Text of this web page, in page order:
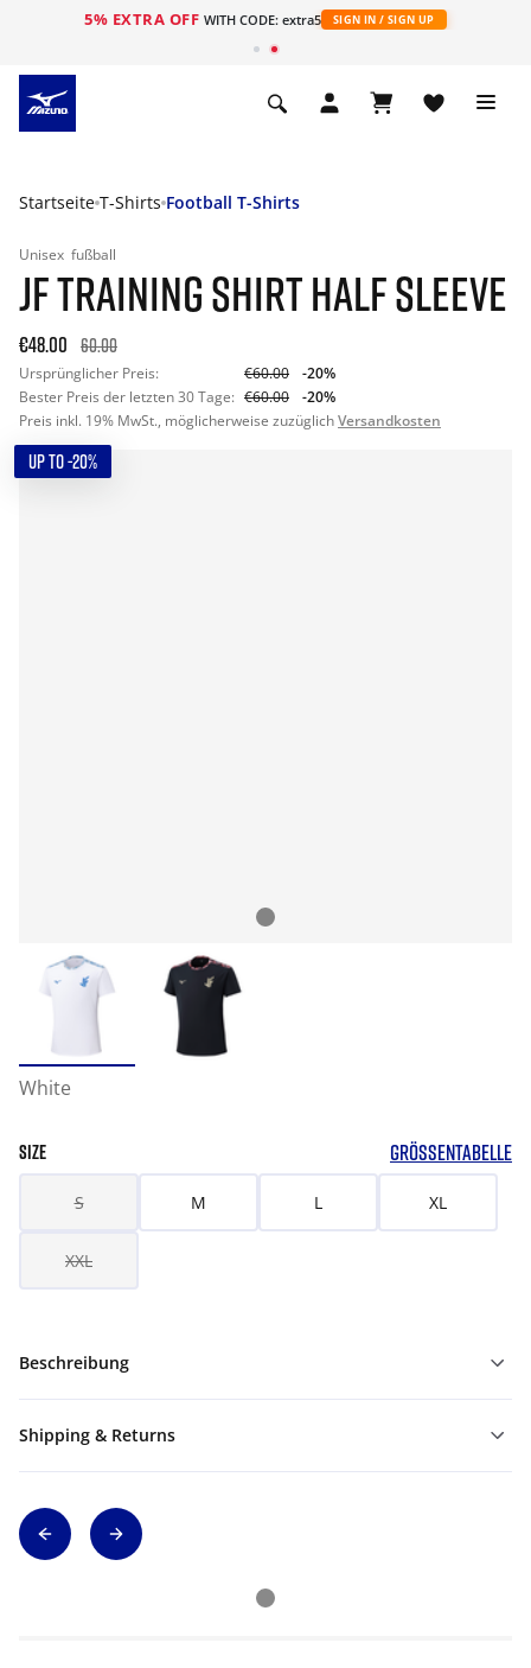
5% EXTRA OFF WITH CODE: extra5 SIGN IN / SIGN UP
Startseite T-Shirts Football T-Shirts
Unisex fußball
JF TRAINING SHIRT HALF SLEEVE
€48.00 60.00
Ursprünglicher Preis: €60.00
-20%
Bester Preis der letzten 30 Tage: €60.00
-20%
Preis inkl. 19% MwSt., möglicherweise zuzüglichVersandkosten
UP TO -20%
White
SIZE GRÖSSENTABELLE
S M L XL
XXL
Beschreibung
Shipping & Returns